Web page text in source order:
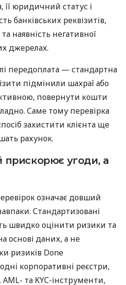
її юридичний статус і
банківських реквізитів,
наявність негативної
джерелах.
передоплата — стандартна
підмінили шахраї або
повернути кошти
Саме тому перевірка
захистити клієнта ще
рахунок.
прискорює угоди, а
означає довший
Стандартизовані
швидко оцінити ризики та
основі даних, а не
ризиків Done
корпоративні реєстри,
та KYC-інструменти,